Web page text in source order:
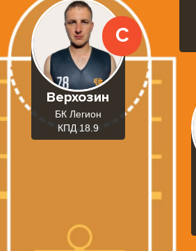
Верхозин
БК Легион
КПД 18.9
C